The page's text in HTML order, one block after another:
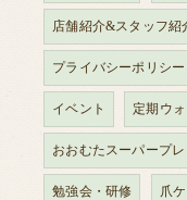
店舗紹介&スタッフ紹
プライバシーポリシー
イベント 定期ウ
おおむたスーパープ
勉強会・研修 爪